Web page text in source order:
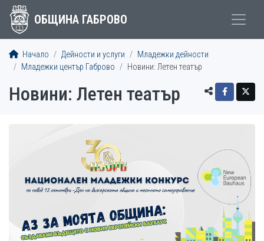
ОБЩИНА ГАБРОВО
Начало Дейности и услуги
Младежки дейности
Младежки център Габрово
Новини: Летен театър
Новини: Летен театър